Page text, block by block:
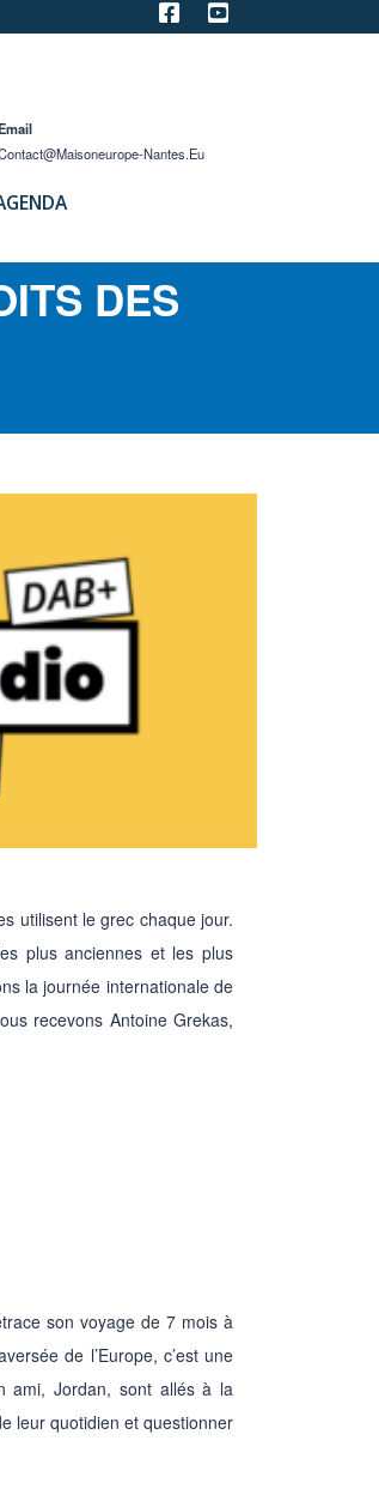
Nantes.eu
DES
utilisent le grec chaque jour.
plus anciennes et les plus
la journée internationale de
recevons Antoine Grekas,
son voyage de 7 mois à
de l’Europe, c’est une
ami, Jordan, sont allés à la
leur quotidien et questionner